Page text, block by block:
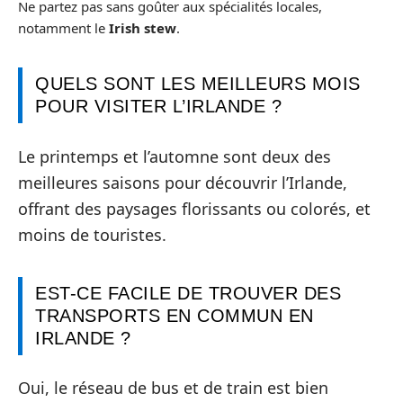
Ne partez pas sans goûter aux spécialités locales,
notamment le Irish stew.
QUELS SONT LES MEILLEURS MOIS
POUR VISITER L’IRLANDE ?
Le printemps et l’automne sont deux des
meilleures saisons pour découvrir l’Irlande,
offrant des paysages florissants ou colorés, et
moins de touristes.
EST-CE FACILE DE TROUVER DES
TRANSPORTS EN COMMUN EN
IRLANDE ?
Oui, le réseau de bus et de train est bien